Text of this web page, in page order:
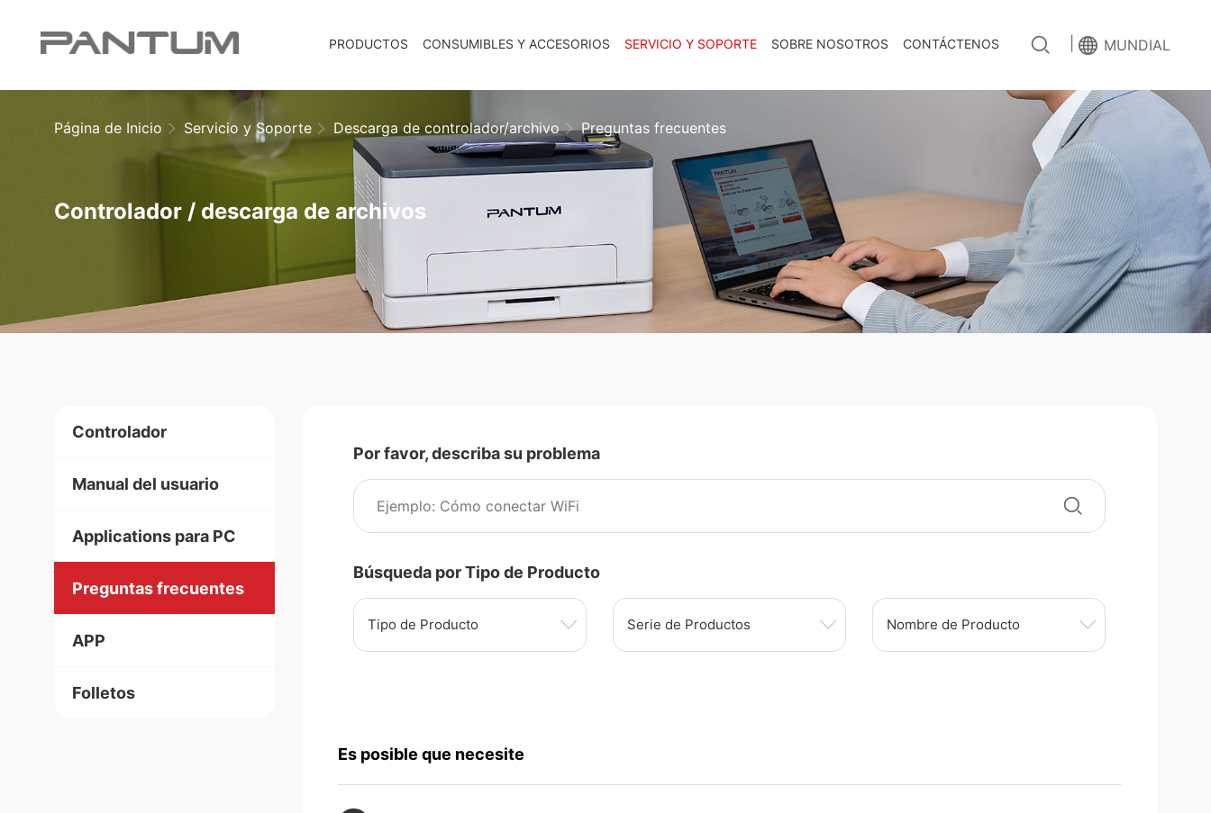
MUNDIAL
PRODUCTOS CONSUMIBLES Y ACCESORIOS SERVICIO Y SOPORTE SOBRE NOSOTROS CONTÁCTENOS
Controlador / descarga de archivos
Página de Inicio Servicio y Soporte Descarga de controlador/archivo Preguntas frecuentes
Controlador
Manual del usuario
Applications para PC
Preguntas frecuentes
APP
Folletos
Por favor, describa su problema
Búsqueda por Tipo de Producto
Tipo de Producto Serie de Productos Nombre de Producto
Es posible que necesite